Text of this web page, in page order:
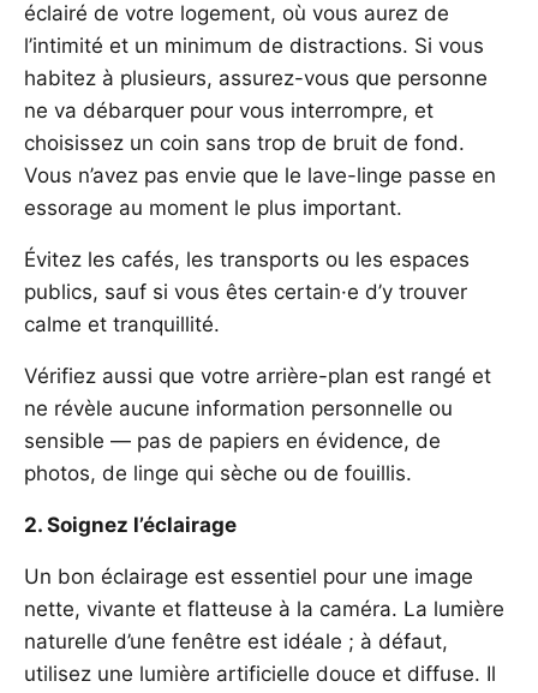
éclairé de votre logement, où vous aurez de
l’intimité et un minimum de distractions. Si vous
habitez à plusieurs, assurez-vous que personne
ne va débarquer pour vous interrompre, et
choisissez un coin sans trop de bruit de fond.
Vous n’avez pas envie que le lave-linge passe en
essorage au moment le plus important.
Évitez les cafés, les transports ou les espaces
publics, sauf si vous êtes certain·e d’y trouver
calme et tranquillité.
Vérifiez aussi que votre arrière-plan est rangé et
ne révèle aucune information personnelle ou
sensible — pas de papiers en évidence, de
photos, de linge qui sèche ou de fouillis.
2. Soignez l’éclairage
Un bon éclairage est essentiel pour une image
nette, vivante et flatteuse à la caméra. La lumière
naturelle d’une fenêtre est idéale ; à défaut,
utilisez une lumière artificielle douce et diffuse. Il